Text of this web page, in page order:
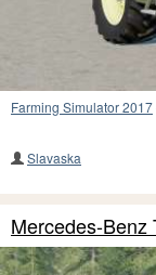
Farming Simulator 2017
Slavaska
Mercedes-Benz